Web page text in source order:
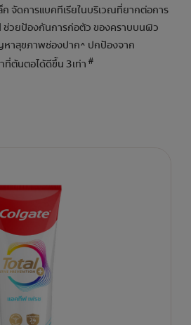
จัดการแบคทีเรียในบริเวณที่ยากต่อการ
ช่วยป้องกันการก่อตัว ของคราบบนผิว
าสุขภาพช่องปาก^ ปกป้องจาก
ต้นตอได้ดีขึ้น 3เท่า #